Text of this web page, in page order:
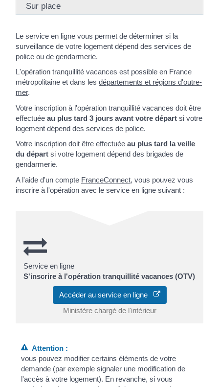
Sur place
Le service en ligne vous permet de déterminer si la
surveillance de votre logement dépend des services de
police ou de gendarmerie.
L'opération tranquillité vacances est possible en France
métropolitaine et dans les départements et régions d'outre-
mer.
Votre inscription à l'opération tranquillité vacances doit être
effectuée au plus tard 3 jours avant votre départ si votre
logement dépend des services de police.
Votre inscription doit être effectuée au plus tard la veille
du départ si votre logement dépend des brigades de
gendarmerie.
A l'aide d'un compte FranceConnect, vous pouvez vous
inscrire à l'opération avec le service en ligne suivant :
Service en ligne
S'inscrire à l'opération tranquillité vacances (OTV)
Accéder au service en ligne
Ministère chargé de l'intérieur
Attention :
vous pouvez modifier certains éléments de votre
demande (par exemple signaler une modification de
l'accès à votre logement). En revanche, si vous